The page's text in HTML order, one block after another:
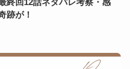
終回12話ネタバレ考察・感
跡が！